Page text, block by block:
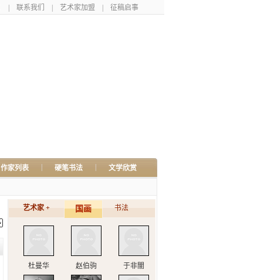
联系我们 艺术家加盟 征稿启事
作家列表 硬笔书法 文学欣赏
艺术家 + 国画 书法
杜曼华 赵伯驹 于非闇